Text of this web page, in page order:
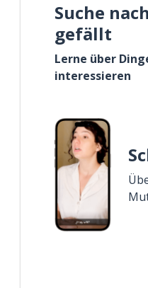
Suche
gefällt
Lerne über
interessieren